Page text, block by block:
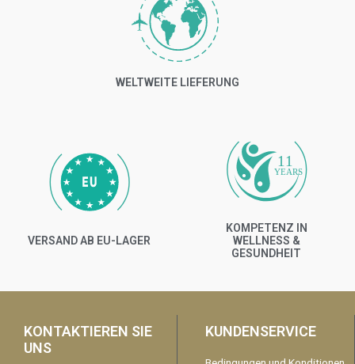
WELTWEITE LIEFERUNG
VERSAND AB EU-LAGER
11
YEARS
KOMPETENZ IN
WELLNESS &
GESUNDHEIT
KONTAKTIEREN SIE
UNS
KUNDENSERVICE